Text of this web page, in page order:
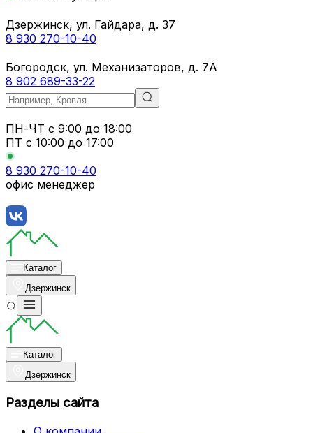
Дзержинск, ул. Гайдара, д. 37
8 930 270-10-40
Богородск, ул. Механизаторов, д. 7А
8 902 689-33-22
ПН-ЧТ с 9:00 до 18:00
ПТ с 10:00 до 17:00
8 930 270-10-40
офис менеджер
Каталог
Дзержинск
Каталог
Дзержинск
Разделы сайта